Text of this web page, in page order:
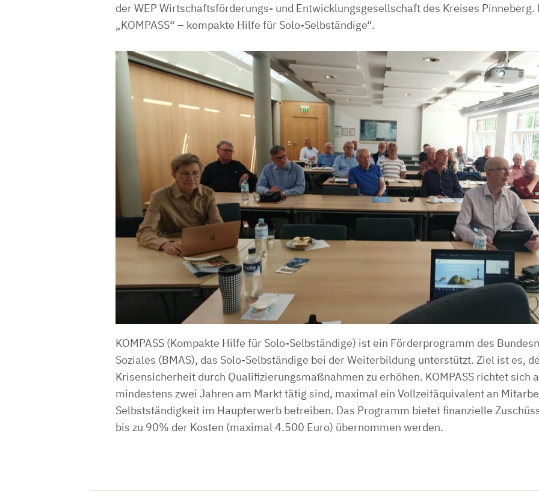
der WEP Wirtschaftsförderungs- und Entwicklungsgesellschaft des Kreises
„KOMPASS“ – kompakte Hilfe für Solo-Selbständige“.
KOMPASS (Kompakte Hilfe für Solo-Selbständige) ist ein Förderprogramm des
Soziales (BMAS), das Solo-Selbständige bei der Weiterbildung unterstützt. Ziel ist es,
Krisensicherheit durch Qualifizierungsmaßnahmen zu erhöhen. KOMPASS richtet sich
mindestens zwei Jahren am Markt tätig sind, maximal ein Vollzeitäquivalent an
Selbstständigkeit im Haupterwerb betreiben. Das Programm bietet finanzielle
bis zu 90% der Kosten (maximal 4.500 Euro) übernommen werden.